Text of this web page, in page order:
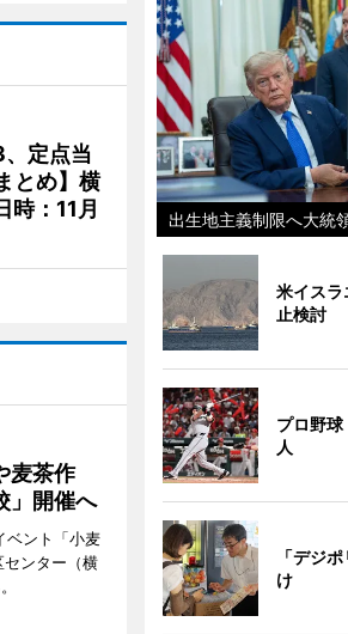
定点当
とめ】横
：11月
麦茶作
」開催へ
ベント「小麦
ンター（横
出生地主義制限へ大統
米イスラ
止検討
プロ野
人
「デジ
け